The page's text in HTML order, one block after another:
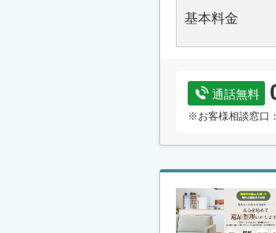
基本料金
通話無料
※お客様相談窓口